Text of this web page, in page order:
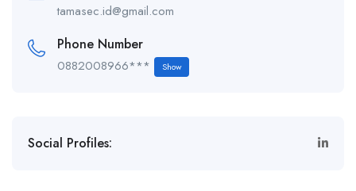
tamasec.id@gmail.com
Phone Number
0882008966*** Show
Social Profiles: